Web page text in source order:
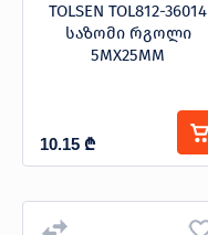
TOLSEN TOL812-36014
საზომი რგოლი
5MX25MM
10.15 ₾